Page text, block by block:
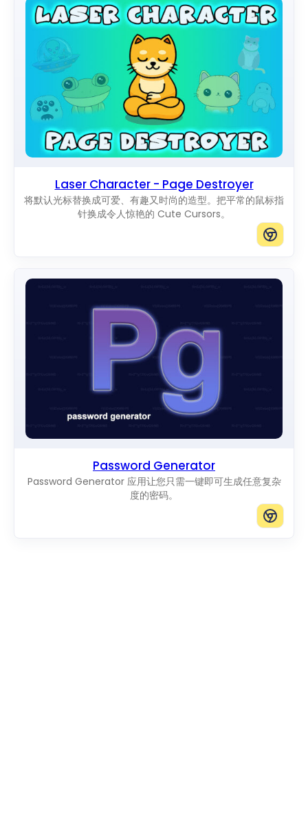
Laser Character - Page Destroyer
将默认光标替换成可爱、有趣又时尚的造型。把平常的鼠标指
针换成令人惊艳的 Cute Cursors。
Password Generator
Password Generator 应用让您只需一键即可生成任意复杂
度的密码。